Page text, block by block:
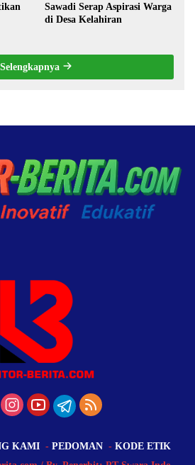
Sawadi Serap Aspirasi Warga
di Desa Kelahiran
Selengkapnya
KAMI PEDOMAN
KODE ETIK